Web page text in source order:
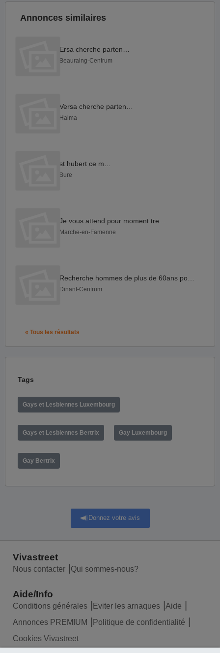
Annonces similaires
Beauraing-Centrum
Halma
Bure
Marche-en-Famenne
Dinant-Centrum
« Tous les résultats
Tags
Gays et Lesbiennes Luxembourg
Gays et Lesbiennes Bertrix Gay Luxembourg
Gay Bertrix
Donnez votre avis
Vivastreet
Nous contacter Qui sommes-nous?
Aide/Info
Conditions générales Eviter les arnaques
Aide
Annonces PREMIUM
Politique de confidentialité
Cookies Vivastreet